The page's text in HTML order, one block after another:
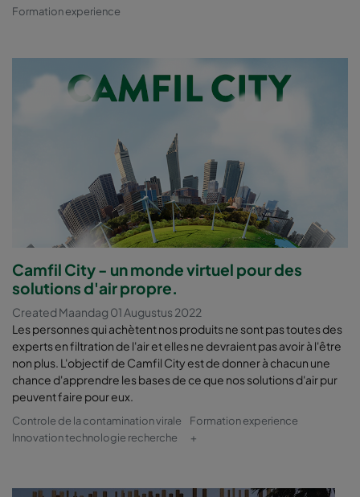
Formation experience
Camfil City - un monde virtuel pour des
solutions d'air propre.
Created Maandag 01 Augustus 2022
Les personnes qui achètent nos produits ne sont pas toutes des
experts en filtration de l'air et elles ne devraient pas avoir à l'être
non plus. L'objectif de Camfil City est de donner à chacun une
chance d'apprendre les bases de ce que nos solutions d'air pur
peuvent faire pour eux.
Controle de la contamination virale
Formation experience
Innovation technologie recherche
+